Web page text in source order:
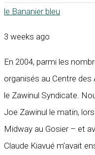
le Bananier bleu
3 weeks ago
En 2004, parmi les
organisés au Centre des
le Zawinul Syndicate.
Joe Zawinul le matin,
Midway au Gosier – et
Claude Kiavué m’avait